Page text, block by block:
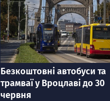
категорія
Безкоштовні автобуси та
трамваї у Вроцлаві до 30
червня